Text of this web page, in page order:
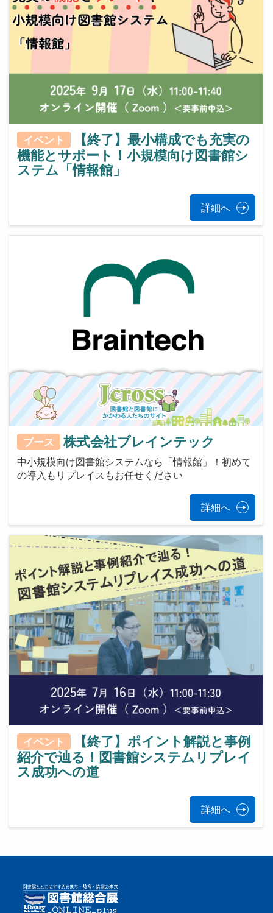
イベント
【終了】最小構成でも充実の
機能とサポート！小規模向け図書館シ
ステム「情報館」
詳細へ
ブース 株式会社ブレインテック
中小規模向け図書館システムなら「情報館」！初めて
の導入もリプレイスもお任せください
詳細へ
イベント
【終了】ポイント解説と事例
紹介で辿る！図書館システムリプレイ
ス成功への道
詳細へ